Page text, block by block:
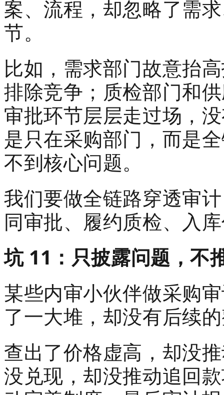
案、流程，却忽略了需
节。
比如，需求部门故意抬
排除竞争；质检部门和
审批环节层层走过场，
是只在采购部门，而是
不到核心问题。
我们要做全链路穿透审
同审批、履约质检、入
坑 11：只披露问题，不
某些内审小伙伴做采购
了一大堆，却没有后续
查出了价格虚高，却没
没兑现，却没推动追回